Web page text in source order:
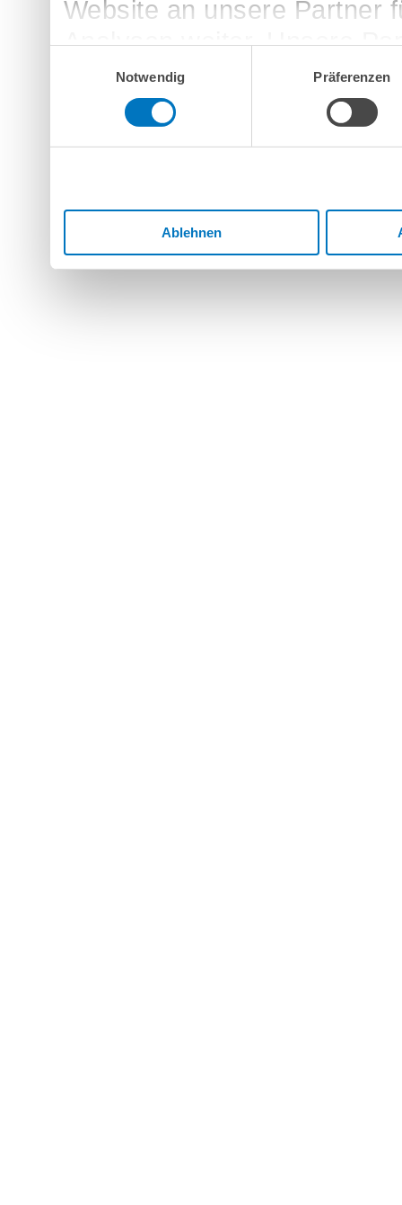
Website an unsere Partner
Analysen weiter. Unsere
möglicherweise mit
bereitgestellt haben oder
Dienste gesammelt haben.
Notwendig
Präferenzen
Ablehnen